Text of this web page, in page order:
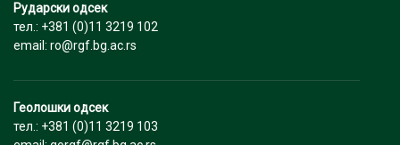
Рударски одсек
тел.: +381 (0)11 3219 102
email: ro@rgf.bg.ac.rs
Геолошки одсек
тел.: +381 (0)11 3219 103